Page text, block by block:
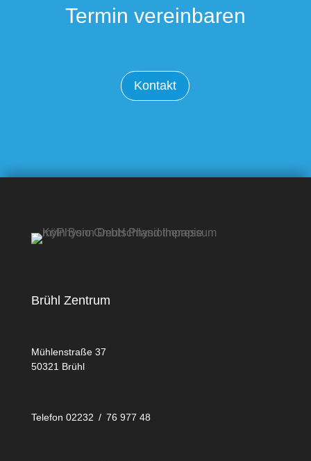
Termin vereinbaren
Kontakt
Brühl Zentrum
Mühlenstraße 37
50321 Brühl
Telefon 02232 / 76 977 48